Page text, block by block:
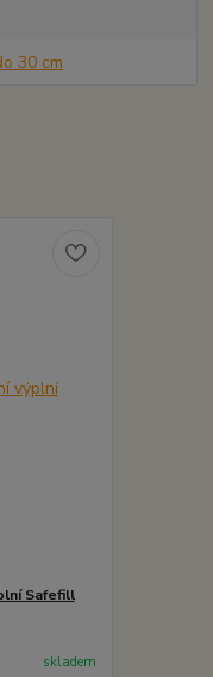
30 cm
Safefill
skladem